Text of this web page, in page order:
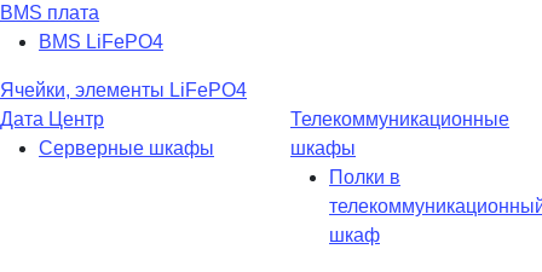
BMS плата
BMS LiFePO4
Ячейки, элементы LiFePO4
Дата Центр
Серверные шкафы
Телекоммуникационные
шкафы
Полки в
шкаф